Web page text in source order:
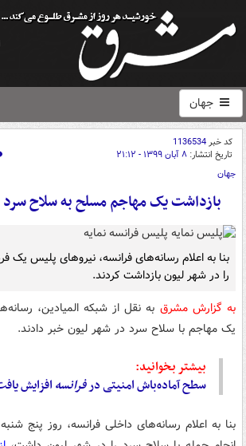
جهان
کد خبر1136534
تاریخ انتشار: ۸ آبان ۱۳۹۹ - ۲۱:۱۲
جهان
بازداشت یک مهاجم مسلح به سلاح سرد
بنا به اعلام رسانه‌های فرانسه، نیروهای پلیس یک
را در شهر لیون بازداشت کردند.
به گزارش مشرق به نقل از شبکه المیادین،
یک مهاجم با سلاح سرد در شهر لیون خبر دادند.
بیشتر بخوانید:
سطح آماده‌باش امنیتی درفرانسهافزایش
بنا به اعلام رسانه‌های داخلی فرانسه، روز پنج